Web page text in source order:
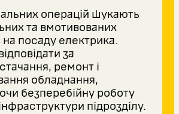
операцій шукають
та вмотивованих
на посаду електрика.
за
ремонт і
обладнання,
безперебійну роботу
підрозділу.